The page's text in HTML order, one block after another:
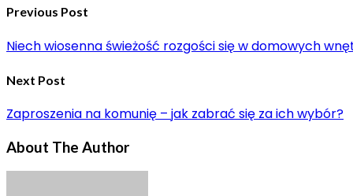
Previous Post
Niech wiosenna świeżość rozgości się w domowych
Next Post
Zaproszenia na komunię – jak zabrać się za ich wybór?
About The Author